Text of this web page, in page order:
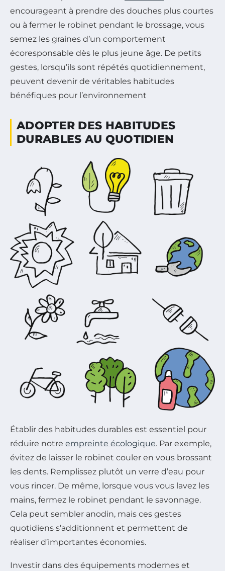
encourageant à prendre des douches plus courtes
ou à fermer le robinet pendant le brossage, vous
semez les graines d’un comportement
écoresponsable dès le plus jeune âge. De petits
gestes, lorsqu’ils sont répétés quotidiennement,
peuvent devenir de véritables habitudes
bénéfiques pour l’environnement
ADOPTER DES HABITUDES
DURABLES AU QUOTIDIEN
Établir des habitudes durables est essentiel pour
réduire notre empreinte écologique. Par exemple,
évitez de laisser le robinet couler en vous brossant
les dents. Remplissez plutôt un verre d’eau pour
vous rincer. De même, lorsque vous vous lavez les
mains, fermez le robinet pendant le savonnage.
Cela peut sembler anodin, mais ces gestes
quotidiens s’additionnent et permettent de
réaliser d’importantes économies.
Investir dans des équipements modernes et